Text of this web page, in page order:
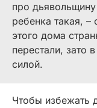
про
ребенка такая, –
этого дома
перестали, зато
силой.
Чтобы избежать